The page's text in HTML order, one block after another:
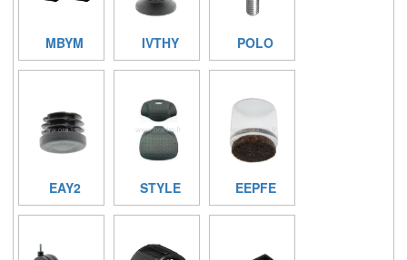
MBYM IVTHY POLO
EAY2 STYLE EEPFE